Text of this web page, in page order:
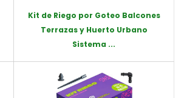
Kit de Riego por Goteo Balcones
Terrazas y Huerto Urbano
Sistema ...